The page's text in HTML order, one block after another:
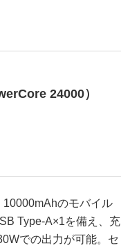
24000）
のモバイル
Type-A×1を備え、充
での出力が可能。セ